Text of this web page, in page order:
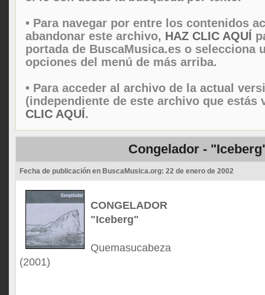
• Para navegar por entre los contenidos
abandonar este archivo, HAZ CLIC AQUÍ
portada de BuscaMusica.es o selecciona
opciones del menú de más arriba.
• Para acceder al archivo de la actual
(independiente de este archivo que
CLIC AQUÍ.
Congelador -
Fecha de publicación en BuscaMusica.org: 22 de enero de 2002
CONGELADOR
"Iceberg"
Quemasucabeza
(2001)